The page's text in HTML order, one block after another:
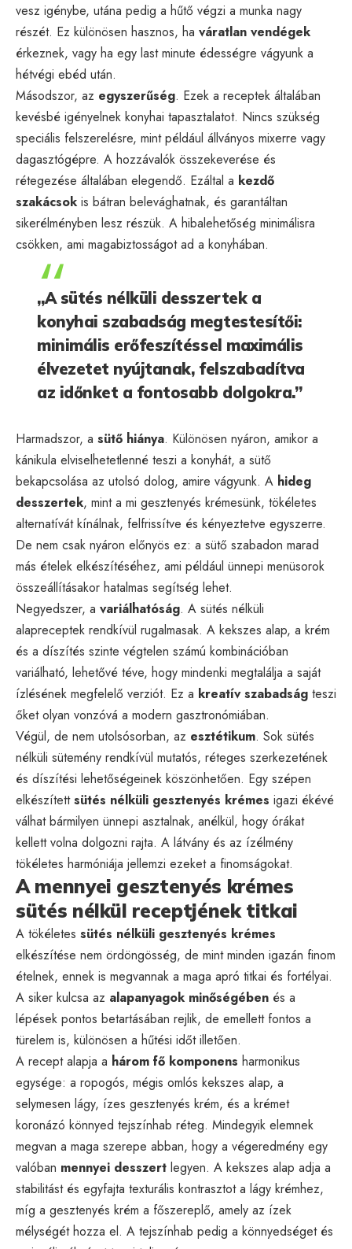
vesz igénybe, utána pedig a hűtő végzi a munka nagy
részét. Ez különösen hasznos, ha váratlan vendégek
érkeznek, vagy ha egy last minute édességre vágyunk a
hétvégi ebéd után.
Másodszor, az egyszerűség. Ezek a receptek általában
kevésbé igényelnek konyhai tapasztalatot. Nincs szükség
speciális felszerelésre, mint például állványos mixerre vagy
dagasztógépre. A hozzávalók összekeverése és
rétegezése általában elegendő. Ezáltal a kezdő
szakácsok is bátran belevághatnak, és garantáltan
sikerélményben lesz részük. A hibalehetőség minimálisra
csökken, ami magabiztosságot ad a konyhában.
„A sütés nélküli desszertek a
konyhai szabadság megtestesítői:
minimális erőfeszítéssel maximális
élvezetet nyújtanak, felszabadítva
az időnket a fontosabb dolgokra.”
Harmadszor, a sütő hiánya. Különösen nyáron, amikor a
kánikula elviselhetetlenné teszi a konyhát, a sütő
bekapcsolása az utolsó dolog, amire vágyunk. A hideg
desszertek, mint a mi gesztenyés krémesünk, tökéletes
alternatívát kínálnak, felfrissítve és kényeztetve egyszerre.
De nem csak nyáron előnyös ez: a sütő szabadon marad
más ételek elkészítéséhez, ami például ünnepi menüsorok
összeállításakor hatalmas segítség lehet.
Negyedszer, a variálhatóság. A sütés nélküli
alapreceptek rendkívül rugalmasak. A kekszes alap, a krém
és a díszítés szinte végtelen számú kombinációban
variálható, lehetővé téve, hogy mindenki megtalálja a saját
ízlésének megfelelő verziót. Ez a kreatív szabadság teszi
őket olyan vonzóvá a modern gasztronómiában.
Végül, de nem utolsósorban, az esztétikum. Sok sütés
nélküli sütemény rendkívül mutatós, réteges szerkezetének
és díszítési lehetőségeinek köszönhetően. Egy szépen
elkészítettsütés nélküli gesztenyés krémes igazi ékévé
válhat bármilyen ünnepi asztalnak, anélkül, hogy órákat
kellett volna dolgozni rajta. A látvány és az ízélmény
tökéletes harmóniája jellemzi ezeket a finomságokat.
A mennyei gesztenyés krémes
sütés nélkül receptjének titkai
A tökéletes sütés nélküli gesztenyés krémes
elkészítése nem ördöngösség, de mint minden igazán finom
ételnek, ennek is megvannak a maga apró titkai és fortélyai.
A siker kulcsa az alapanyagok minőségében és a
lépések pontos betartásában rejlik, de emellett fontos a
türelem is, különösen a hűtési időt illetően.
A recept alapja a három fő komponens harmonikus
egysége: a ropogós, mégis omlós kekszes alap, a
selymesen lágy, ízes gesztenyés krém, és a krémet
koronázó könnyed tejszínhab réteg. Mindegyik elemnek
megvan a maga szerepe abban, hogy a végeredmény egy
valóban mennyei desszert legyen. A kekszes alap adja a
stabilitást és egyfajta texturális kontrasztot a lágy krémhez,
míg a gesztenyés krém a főszereplő, amely az ízek
mélységét hozza el. A tejszínhab pedig a könnyedséget és